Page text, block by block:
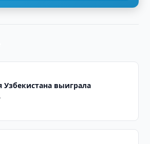
Узбекистана выиграла